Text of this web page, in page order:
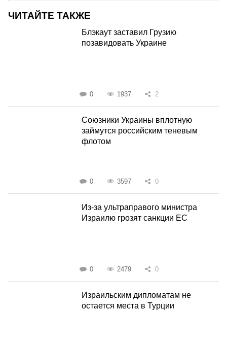
ЧИТАЙТЕ ТАКЖЕ
Блэкаут заставил Грузию
позавидовать Украине
0 1937 2
Союзники Украины вплотную
займутся российским теневым
флотом
0 3597 0
Из-за ультраправого министра
Израилю грозят санкции ЕС
0 2479 0
Израильским дипломатам не
остается места в Турции